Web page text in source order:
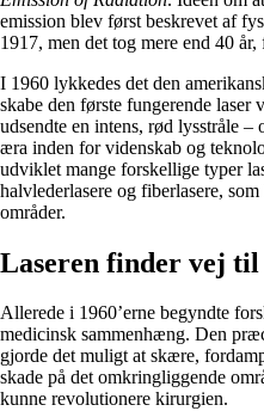
emission blev først beskrevet af
1917, men det tog mere end 40
I 1960 lykkedes det den
skabe den første fungerende
udsendte en intens, rød lysstråle
æra inden for videnskab og
udviklet mange forskellige typer
halvlederlasere og fiberlasere,
områder.
Laseren finder vej til
Allerede i 1960’erne begyndte
medicinsk sammenhæng. Den
gjorde det muligt at skære,
skade på det omkringliggende
kunne revolutionere kirurgien.